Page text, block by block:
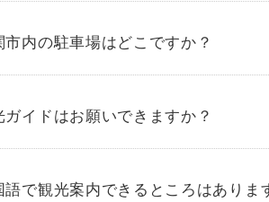
市内の駐車場はどこですか？
ガイドはお願いできますか？
語で観光案内できるところはありま